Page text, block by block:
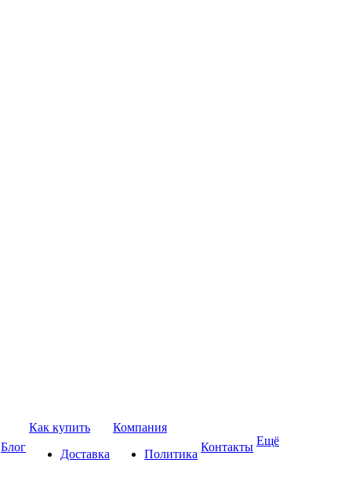
Блог
Как купить
Доставка
Компания
Политика
Контакты Ещё